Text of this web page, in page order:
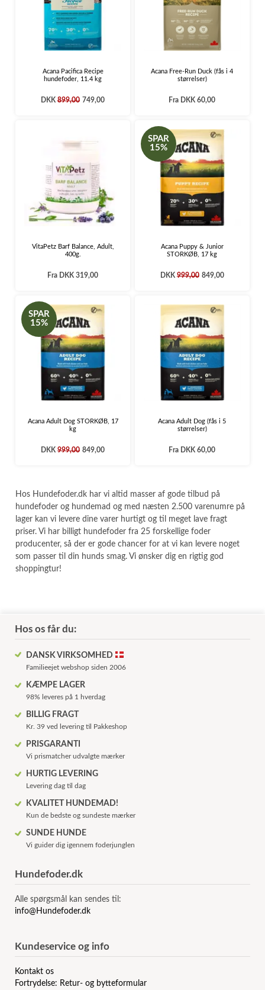
Acana Pacifica Recipe
hundefoder, 11.4 kg
DKK899,00 749,00
Acana Free-Run Duck (fås i 4
størrelser)
Fra DKK 60,00
VitaPetz Barf Balance, Adult,
400g.
Fra DKK 319,00
SPAR
15%
Acana Puppy & Junior
STORKØB, 17 kg
DKK999,00 849,00
SPAR
15%
Acana Adult Dog STORKØB, 17
kg
DKK999,00 849,00
Acana Adult Dog (fås i 5
størrelser)
Fra DKK 60,00
Hos Hundefoder.dk har vi altid masser af gode tilbud på
hundefoder og hundemad og med næsten 2.500 varenumre på
lager kan vi levere dine varer hurtigt og til meget lave fragt
priser. Vi har billigt hundefoder fra 25 forskellige foder
producenter, så der er gode chancer for at vi kan levere noget
som passer til din hunds smag. Vi ønsker dig en rigtig god
shoppingtur!
Hos os får du:
DANSK VIRKSOMHED
Familieejet webshop siden 2006
KÆMPE LAGER
98% leveres på 1 hverdag
BILLIG FRAGT
Kr. 39 ved levering til Pakkeshop
PRISGARANTI
Vi prismatcher udvalgte mærker
HURTIG LEVERING
Levering dag til dag
KVALITET HUNDEMAD!
Kun de bedste og sundeste mærker
SUNDE HUNDE
Vi guider dig igennem foderjunglen
Hundefoder.dk
Alle spørgsmål kan sendes til:
info@Hundefoder.dk
Kundeservice og info
Kontakt os
Fortrydelse: Retur- og bytteformular